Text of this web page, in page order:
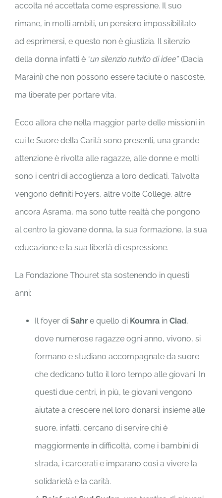
accolta né accettata come espressione. Il suo
rimane, in molti ambiti, un pensiero impossibilitato
ad esprimersi, e questo non è giustizia. Il silenzio
della donna infatti è “un silenzio nutrito di idee”(Dacia
Maraini) che non possono essere taciute o nascoste,
ma liberate per portare vita.
Ecco allora che nella maggior parte delle missioni in
cui le Suore della Carità sono presenti, una grande
attenzione è rivolta alle ragazze, alle donne e molti
sono i centri di accoglienza a loro dedicati. Talvolta
vengono definiti Foyers, altre volte College, altre
ancora Asrama, ma sono tutte realtà che pongono
al centro la giovane donna, la sua formazione, la sua
educazione e la sua libertà di espressione.
La Fondazione Thouret sta sostenendo in questi
anni:
Il foyer di Sahre quello di Koumrain Ciad,
dove numerose ragazze ogni anno, vivono, si
formano e studiano accompagnate da suore
che dedicano tutto il loro tempo alle giovani. In
questi due centri, in più, le giovani vengono
aiutate a crescere nel loro donarsi: insieme alle
suore, infatti, cercano di servire chi è
maggiormente in difficoltà, come i bambini di
strada, i carcerati e imparano così a vivere la
solidarietà e la carità.